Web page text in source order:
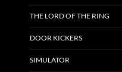
THE LORD OF THE RING
DOOR KICKERS
SIMULATOR